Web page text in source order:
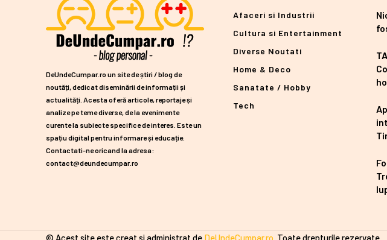
DeUndeCumpar.ro un site de știri / blog de
noutăți, dedicat diseminării de informații și
actualități. Acesta oferă articole, reportaje și
analize pe teme diverse, de la evenimente
curente la subiecte specifice de interes. Este un
spațiu digital pentru informare și educație.
Contactati-ne oricand la adresa:
contact@deundecumpar.ro
Afaceri si Industrii
Cultura si Entertainment
Diverse Noutati
Home & Deco
Sanatate / Hobby
Tech
© Acest site este creat si administrat de DeUndeCumpar.ro . Toate drepturile rezervate.